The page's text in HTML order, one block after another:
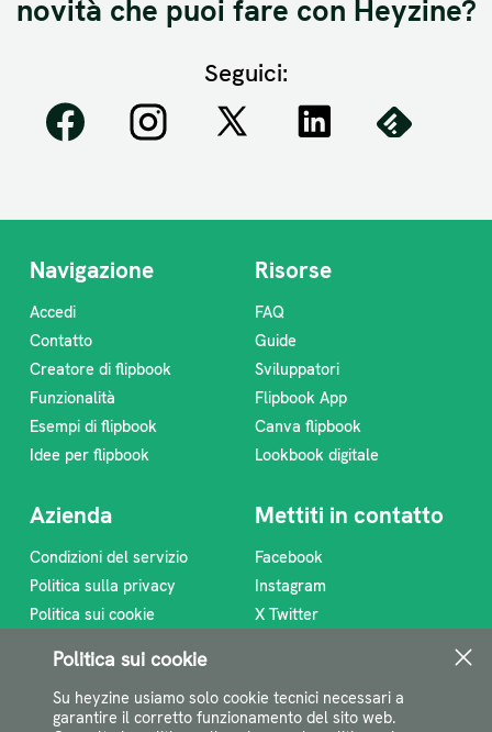
novità che puoi fare con Heyzine?
Seguici:
Navigazione
Accedi
Contatto
Creatore di flipbook
Funzionalità
Esempi di flipbook
Idee per flipbook
Risorse
FAQ
Guide
Sviluppatori
Flipbook App
Canva flipbook
Lookbook digitale
Azienda
Condizioni del servizio
Politica sulla privacy
Politica sui cookie
Chi siamo
Mettiti in contatto
Facebook
Instagram
X Twitter
support@heyzine.com
Politica sui cookie
Su heyzine usiamo solo cookie tecnici necessari a
garantire il corretto funzionamento del sito web.